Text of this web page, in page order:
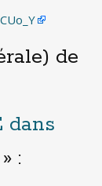
de
dans
» :